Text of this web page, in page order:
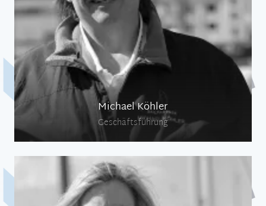
Michael Köhler
Geschäftsführung